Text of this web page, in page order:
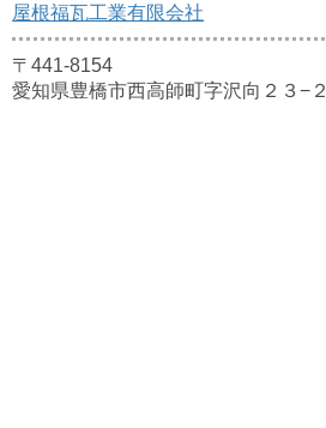
屋根福瓦工業有限会社
〒441-8154
愛知県豊橋市西高師町字沢向２３−２